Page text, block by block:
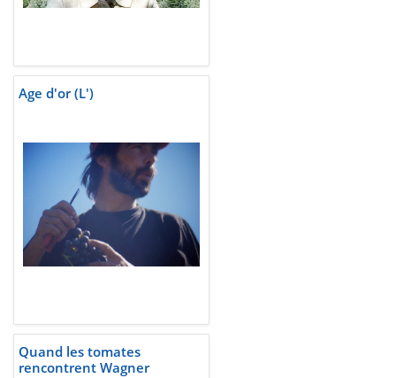
Age d'or (L')
Quand les tomates
rencontrent Wagner